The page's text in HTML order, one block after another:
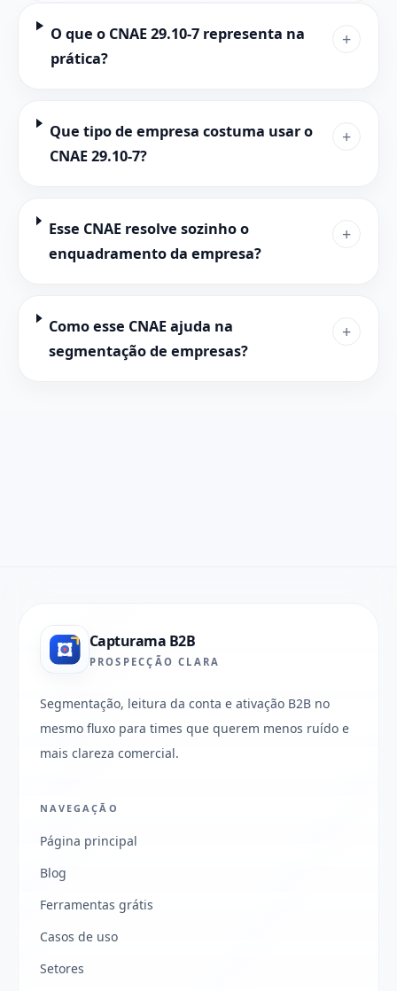
O que o CNAE 29.10-7 representa na
prática?
+
Que tipo de empresa costuma usar o
CNAE 29.10-7?
+
Esse CNAE resolve sozinho o
enquadramento da empresa?
+
Como esse CNAE ajuda na
segmentação de empresas?
+
Capturama B2B
PROSPECÇÃO CLARA
Segmentação, leitura da conta e ativação B2B no
mesmo fluxo para times que querem menos ruído e
mais clareza comercial.
NAVEGAÇÃO
Página principal
Blog
Ferramentas grátis
Casos de uso
Setores